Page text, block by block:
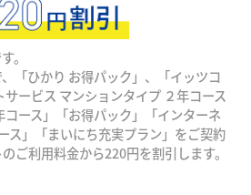
。
「ひかり お得パック」、「イッツコ
ービス マンションタイプ ２年コース
ース」「お得パック」「インターネ
ス」「まいにち充実プラン」をご契約
ご利用料金から220円を割引します。